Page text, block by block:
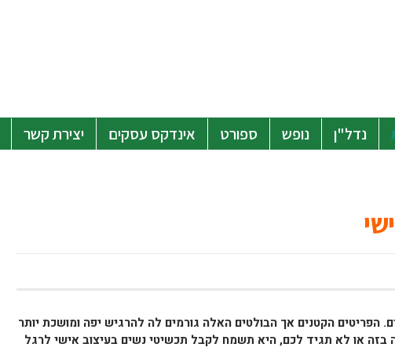
נדל"ן נופש ספורט אינדקס עסקים יצירת קשר
הפריטים הקטנים אך הבולטים האלה גורמים לה להרגיש יפה ומושכת יותר
או לא תגיד לכם, היא תשמח לקבל תכשיטי נשים בעיצוב אישי לרגל